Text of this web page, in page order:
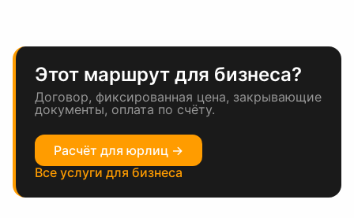
Этот маршрут для бизнеса?
Договор, фиксированная цена, закрывающие
документы, оплата по счёту.
Расчёт для юрлиц →
Все услуги для бизнеса